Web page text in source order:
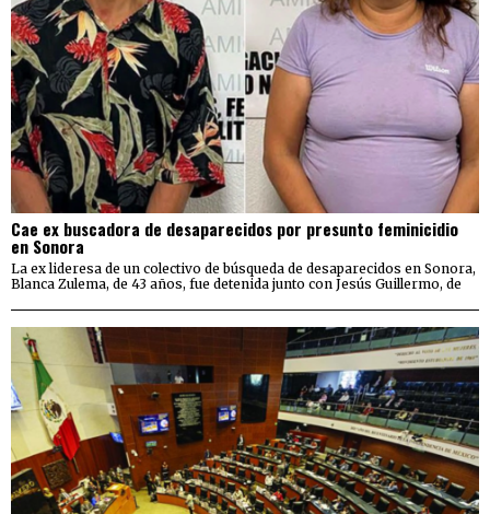
Cae ex buscadora de desaparecidos por presunto feminicidio
en Sonora
La ex lideresa de un colectivo de búsqueda de desaparecidos en Sonora,
Blanca Zulema, de 43 años, fue detenida junto con Jesús Guillermo, de